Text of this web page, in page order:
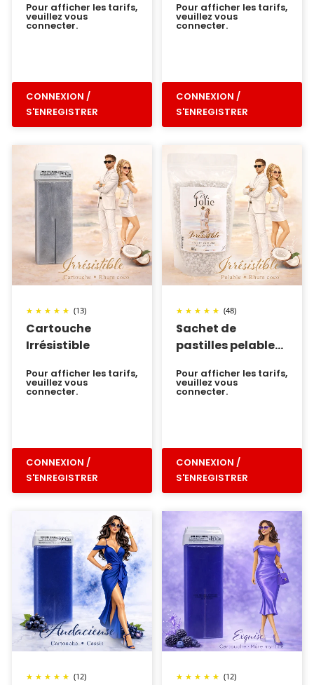
Pour afficher les tarifs,
veuillez vous
connecter.
CONNEXION /
S'ENREGISTRER
Pour afficher les tarifs,
veuillez vous
connecter.
CONNEXION /
S'ENREGISTRER
Cartouche
Irrésistible
(13)
Pour afficher les tarifs,
veuillez vous
connecter.
CONNEXION /
S'ENREGISTRER
Sachet de
pastilles pelable
(48)
Pour afficher les tarifs,
veuillez vous
connecter.
CONNEXION /
S'ENREGISTRER
(12) (12)